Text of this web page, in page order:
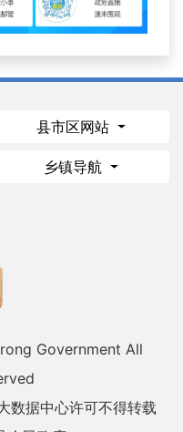
县市区网站
乡镇导航
Government All
数据中心许可不得转载